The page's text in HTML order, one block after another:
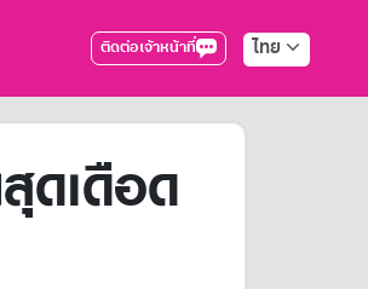
ติดต่อเจ้าหน้าที่ ไทย
ดเดือด